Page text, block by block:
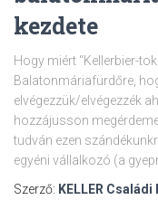
kezdete
Hogy miért “Kellerbier-
Balatonmáriafürdőre,
elvégezzük/elvégezzék
hozzájusson
tudván ezen
egyéni vállalkozó (a
Szerző: KELLER Családi